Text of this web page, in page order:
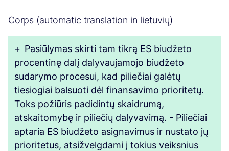
Corps (automatic translation in lietuvių)
+ Pasiūlymas skirti tam tikrą ES biudžeto
procentinę dalį dalyvaujamojo biudžeto
sudarymo procesui, kad piliečiai galėtų
tiesiogiai balsuoti dėl finansavimo prioritetų.
Toks požiūris padidintų skaidrumą,
atskaitomybę ir piliečių dalyvavimą. - Piliečiai
aptaria ES biudžeto asignavimus ir nustato jų
prioritetus, atsižvelgdami į tokius veiksnius